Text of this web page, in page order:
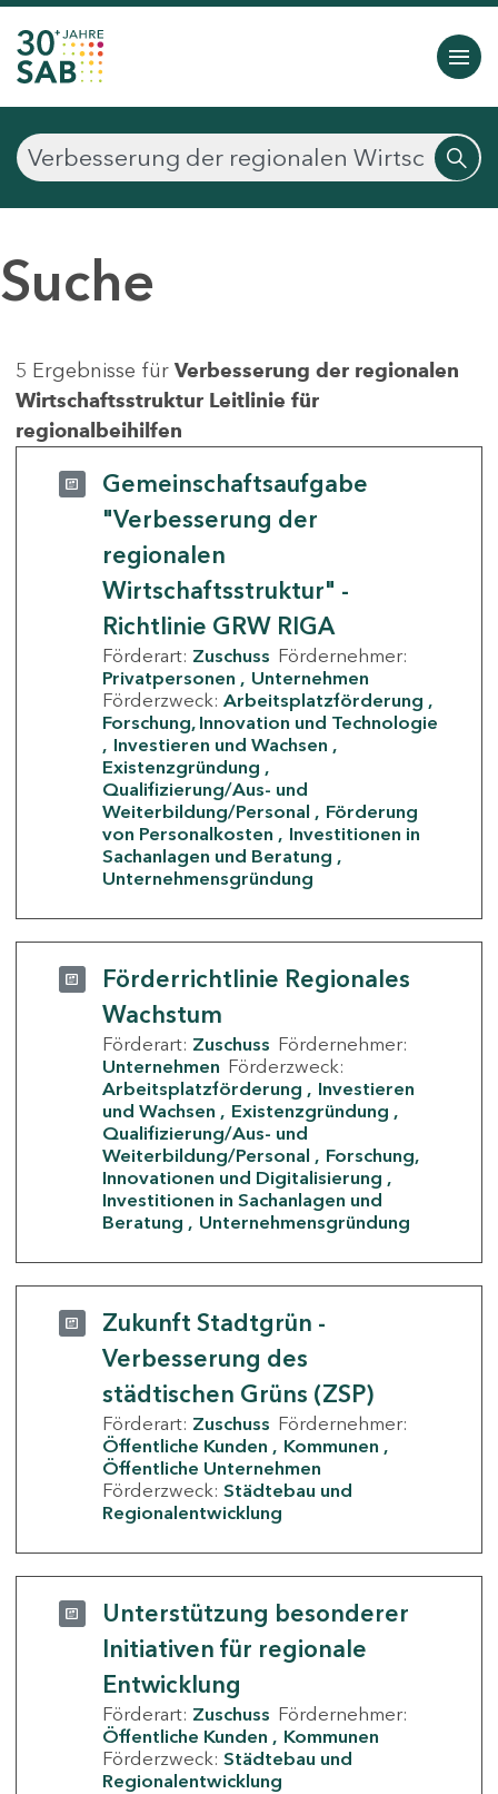
Suche
5 Ergebnisse für Verbesserung der regionalen
Wirtschaftsstruktur Leitlinie für
regionalbeihilfen
Gemeinschaftsaufgabe
"Verbesserung der
regionalen
Wirtschaftsstruktur" -
Richtlinie GRW RIGA
Förderart: Zuschuss Fördernehmer:
Privatpersonen
Unternehmen
Förderzweck: Arbeitsplatzförderung
Forschung, Innovation und Technologie
Investieren und Wachsen
Existenzgründung
Qualifizierung/Aus- und
Weiterbildung/Personal
Förderung
von Personalkosten
Investitionen in
Sachanlagen und Beratung
Unternehmensgründung
Förderrichtlinie Regionales
Wachstum
Förderart: Zuschuss Fördernehmer:
Unternehmen Förderzweck:
Arbeitsplatzförderung
Investieren
und Wachsen
Existenzgründung
Qualifizierung/Aus- und
Weiterbildung/Personal
Forschung,
Innovationen und Digitalisierung
Investitionen in Sachanlagen und
Beratung
Unternehmensgründung
Zukunft Stadtgrün -
Verbesserung des
städtischen Grüns (ZSP)
Förderart: Zuschuss Fördernehmer:
Öffentliche Kunden
Kommunen
Öffentliche Unternehmen
Förderzweck: Städtebau und
Regionalentwicklung
Unterstützung besonderer
Initiativen für regionale
Entwicklung
Förderart: Zuschuss Fördernehmer:
Öffentliche Kunden
Kommunen
Förderzweck: Städtebau und
Regionalentwicklung